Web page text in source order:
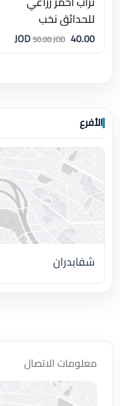
للحدائق نخب
40.00 JOD
50.00 JOD
الأفرع
شفابدران
معلومات الاتصال